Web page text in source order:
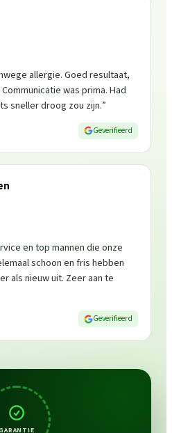
allergie. Goed resultaat,
was prima. Had
sneller droog zou zijn.”
Geverifieerd
en top mannen die onze
schoon en fris hebben
als nieuw uit. Zeer aan te
Geverifieerd